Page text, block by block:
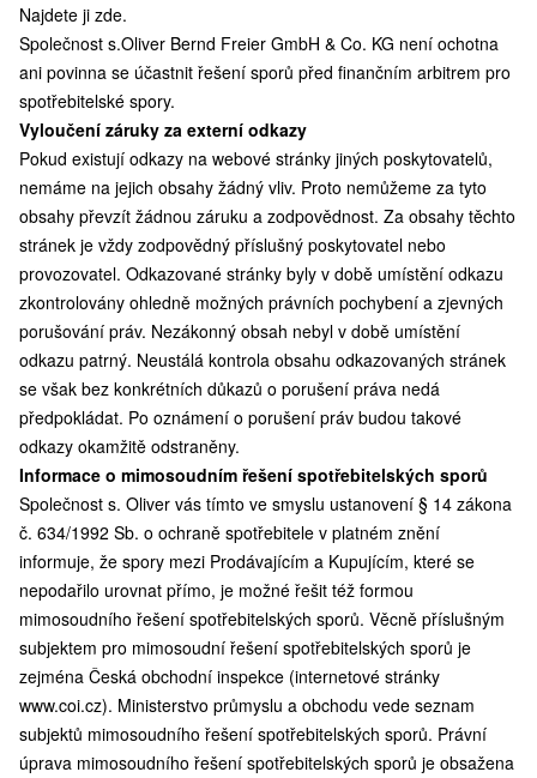
Najdete ji zde.
Společnost s.Oliver Bernd Freier GmbH & Co. KG není ochotna
ani povinna se účastnit řešení sporů před finančním arbitrem pro
spotřebitelské spory.
Vyloučení záruky za externí odkazy
Pokud existují odkazy na webové stránky jiných poskytovatelů,
nemáme na jejich obsahy žádný vliv. Proto nemůžeme za tyto
obsahy převzít žádnou záruku a zodpovědnost. Za obsahy těchto
stránek je vždy zodpovědný příslušný poskytovatel nebo
provozovatel. Odkazované stránky byly v době umístění odkazu
zkontrolovány ohledně možných právních pochybení a zjevných
porušování práv. Nezákonný obsah nebyl v době umístění
odkazu patrný. Neustálá kontrola obsahu odkazovaných stránek
se však bez konkrétních důkazů o porušení práva nedá
předpokládat. Po oznámení o porušení práv budou takové
odkazy okamžitě odstraněny.
Informace o mimosoudním řešení spotřebitelských sporů
Společnost s. Oliver vás tímto ve smyslu ustanovení § 14 zákona
č. 634/1992 Sb. o ochraně spotřebitele v platném znění
informuje, že spory mezi Prodávajícím a Kupujícím, které se
nepodařilo urovnat přímo, je možné řešit též formou
mimosoudního řešení spotřebitelských sporů. Věcně příslušným
subjektem pro mimosoudní řešení spotřebitelských sporů je
zejména Česká obchodní inspekce (internetové stránky
www.coi.cz). Ministerstvo průmyslu a obchodu vede seznam
subjektů mimosoudního řešení spotřebitelských sporů. Právní
úprava mimosoudního řešení spotřebitelských sporů je obsažena